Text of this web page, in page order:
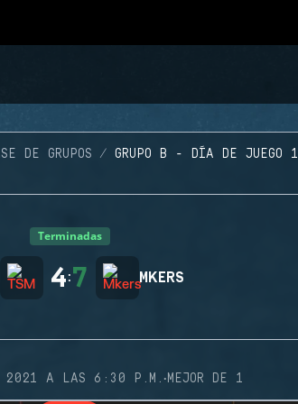
DE GRUPOS GRUPO B - DÍA DE JUEGO 1
Terminadas
4:7 MKERS
2021 A LAS 6:30 P.M. ·MEJOR DE 1